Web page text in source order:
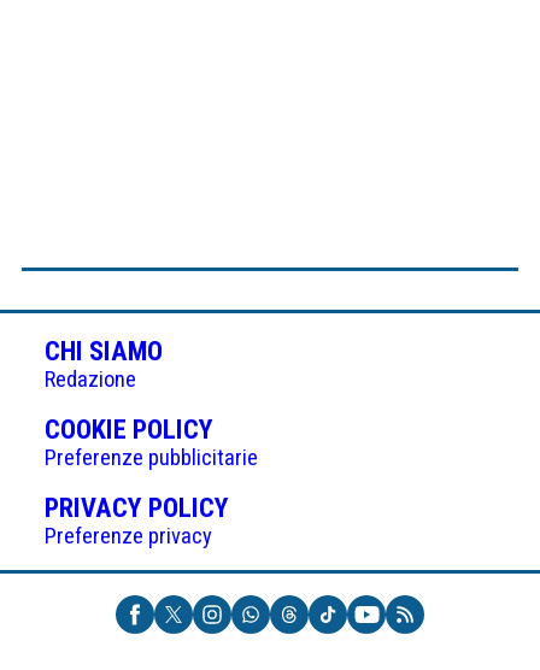
CHI SIAMO
Redazione
COOKIE POLICY(APRE
IN
UNA
NUOVA
Preferenze pubblicitarie
PRIVACY POLICY(APRE
UNA
NUOVA
SCHEDA)
Preferenze privacy